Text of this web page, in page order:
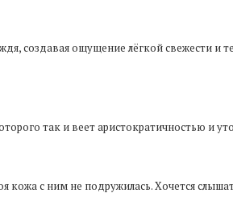
создавая ощущение лёгкой свежести и
так и веет аристократичностью и
с ним не подружилась. Хочется